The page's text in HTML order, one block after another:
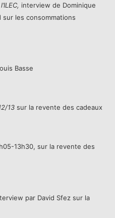
interview de Dominique
sur les consommations
Basse
13 sur la revente des cadeaux
13h30, sur la revente des
par David Sfez sur la